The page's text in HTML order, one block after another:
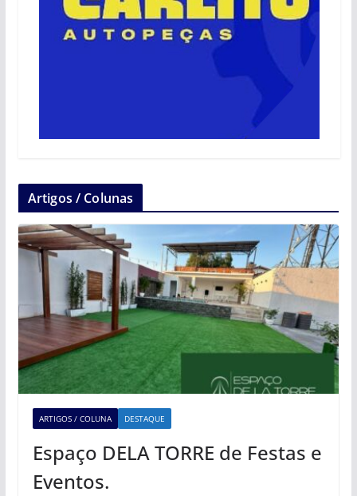
Artigos / Colunas
ARTIGOS / COLUNA DESTAQUE
Espaço DELA TORRE de Festas e
Eventos.